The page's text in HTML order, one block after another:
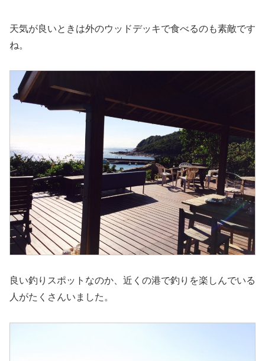
天気が良いときは外のウッドデッキで食べるのも素敵です
ね。
良い釣りスポットなのか、近くの港で釣りを楽しんでいる
人がたくさんいました。